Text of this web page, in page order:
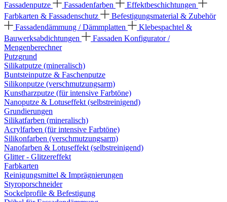
Fassadenputze
Fassadenfarben
Effektbeschichtungen
Farbkarten & Fassadenschutz
Befestigungsmaterial & Zubehör
Fassadendämmung / Dämmplatten
Klebespachtel &
Bauwerksabdichtungen
Fassaden Konfigurator /
Mengenberechner
Putzgrund
Silikatputze (mineralisch)
Buntsteinputze & Faschenputze
Silikonputze (verschmutzungsarm)
Kunstharzputze (für intensive Farbtöne)
Nanoputze & Lotuseffekt (selbstreinigend)
Grundierungen
Silikatfarben (mineralisch)
Acrylfarben (für intensive Farbtöne)
Silikonfarben (verschmutzungsarm)
Nanofarben & Lotuseffekt (selbstreinigend)
Glitter - Glitzereffekt
Farbkarten
Reinigungsmittel & Imprägnierungen
Styroporschneider
Sockelprofile & Befestigung